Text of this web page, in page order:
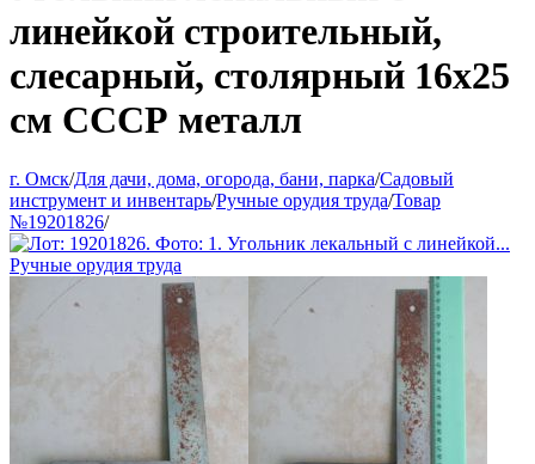
линейкой строительный,
слесарный, столярный 16х25
см СССР металл
г. Омск/Для дачи, дома, огорода, бани, парка/Садовый
инструмент и инвентарь/Ручные орудия труда/Товар
№19201826/